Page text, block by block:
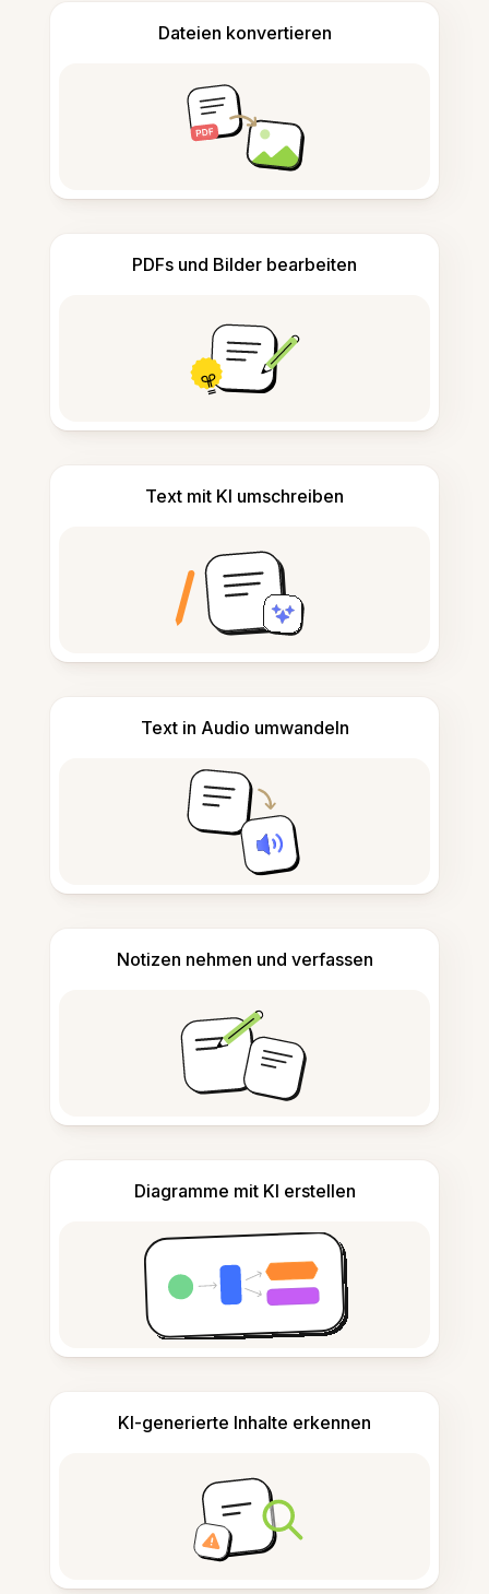
Dateien konvertieren
PDFs und Bilder bearbeiten
Text mit KI umschreiben
Text in Audio umwandeln
Notizen nehmen und verfassen
Diagramme mit KI erstellen
KI-generierte Inhalte erkennen